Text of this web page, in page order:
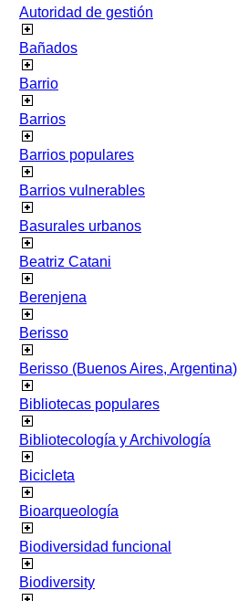
Autoridad de gestión
Bañados
Barrio
Barrios
Barrios populares
Barrios vulnerables
Basurales urbanos
Beatriz Catani
Berenjena
Berisso
Berisso (Buenos Aires, Argentina)
Bibliotecas populares
Bibliotecología y Archivología
Bicicleta
Bioarqueología
Biodiversidad funcional
Biodiversity